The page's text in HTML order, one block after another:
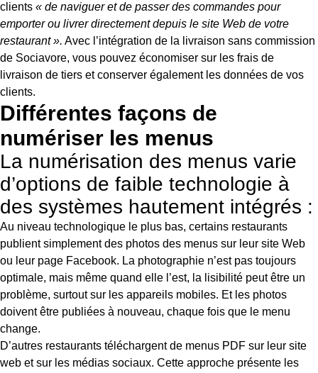
clients « de naviguer et de passer des commandes pour
emporter ou livrer directement depuis le site Web de votre
restaurant ». Avec l’intégration de la livraison sans commission
de Sociavore, vous pouvez économiser sur les frais de
livraison de tiers et conserver également les données de vos
clients.
Différentes façons de
numériser les menus
La numérisation des menus varie
d’options de faible technologie à
des systèmes hautement intégrés :
Au niveau technologique le plus bas, certains restaurants
publient simplement des photos des menus sur leur site Web
ou leur page Facebook. La photographie n’est pas toujours
optimale, mais même quand elle l’est, la lisibilité peut être un
problème, surtout sur les appareils mobiles. Et les photos
doivent être publiées à nouveau, chaque fois que le menu
change.
D’autres restaurants téléchargent de menus PDF sur leur site
web et sur les médias sociaux. Cette approche présente les